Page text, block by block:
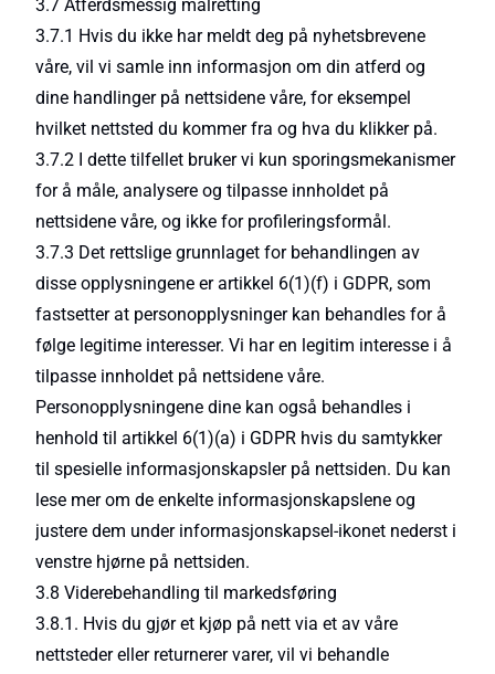
3.7 Atferdsmessig målretting
3.7.1 Hvis du ikke har meldt deg på nyhetsbrevene
våre, vil vi samle inn informasjon om din atferd og
dine handlinger på nettsidene våre, for eksempel
hvilket nettsted du kommer fra og hva du klikker på.
3.7.2 I dette tilfellet bruker vi kun sporingsmekanismer
for å måle, analysere og tilpasse innholdet på
nettsidene våre, og ikke for profileringsformål.
3.7.3 Det rettslige grunnlaget for behandlingen av
disse opplysningene er artikkel 6(1)(f) i GDPR, som
fastsetter at personopplysninger kan behandles for å
følge legitime interesser. Vi har en legitim interesse i å
tilpasse innholdet på nettsidene våre.
Personopplysningene dine kan også behandles i
henhold til artikkel 6(1)(a) i GDPR hvis du samtykker
til spesielle informasjonskapsler på nettsiden. Du kan
lese mer om de enkelte informasjonskapslene og
justere dem under informasjonskapsel-ikonet nederst i
venstre hjørne på nettsiden.
3.8 Viderebehandling til markedsføring
3.8.1. Hvis du gjør et kjøp på nett via et av våre
nettsteder eller returnerer varer, vil vi behandle